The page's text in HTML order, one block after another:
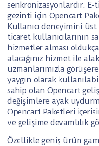
senkronizasyonlardır. E-
gezinti için Opencart
Kullanıcı deneyimini
ticaret kullanıcılarının
hizmetler alması
alacağınız hizmet ile
uzmanlarımızla
yaygın olarak
sahip olan Opencart
değişimlere ayak
Opencart Paketleri
ve gelişime devamlılık
Özellikle geniş ürün